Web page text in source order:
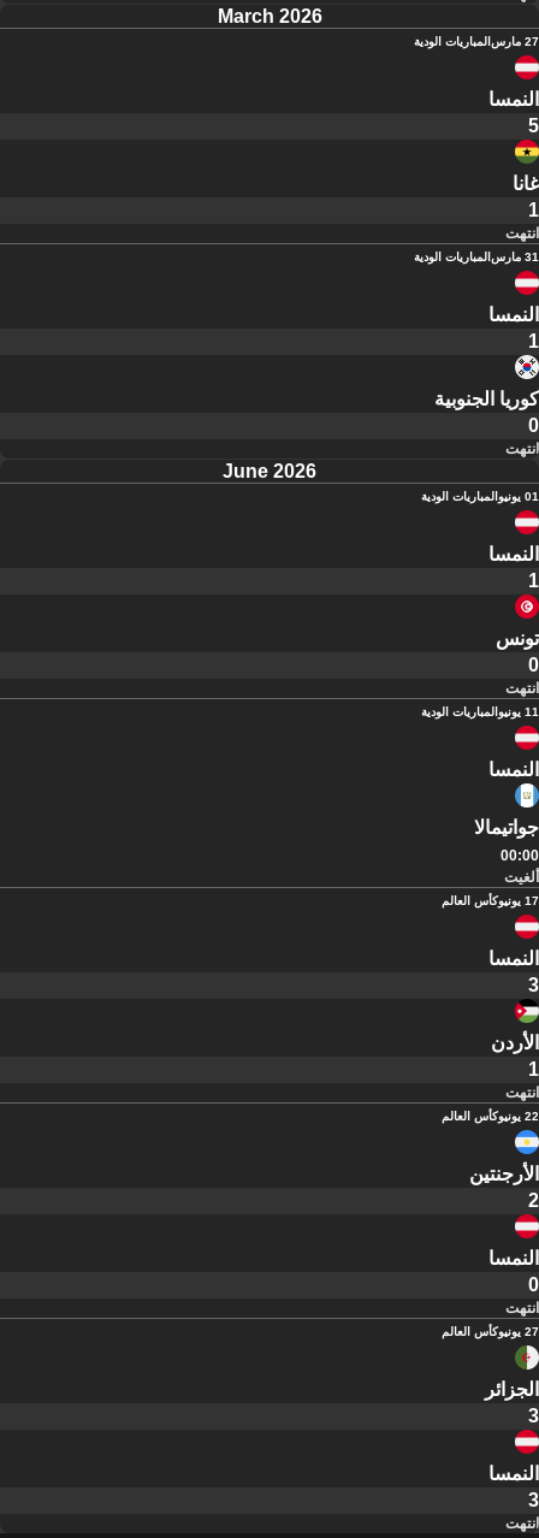
March 2026
27 مارس المباريات الودية
النمسا
5
غانا
1
انتهت
31 مارس المباريات الودية
النمسا
1
كوريا الجنوبية
0
انتهت
June 2026
01 يونيو المباريات الودية
النمسا
1
تونس
0
انتهت
11 يونيو المباريات الودية
النمسا
جواتيمالا
00:00
ألغيت
17 يونيو كأس العالم
النمسا
3
الأردن
1
انتهت
22 يونيو كأس العالم
الأرجنتين
2
النمسا
0
انتهت
27 يونيو كأس العالم
الجزائر
3
النمسا
3
انتهت